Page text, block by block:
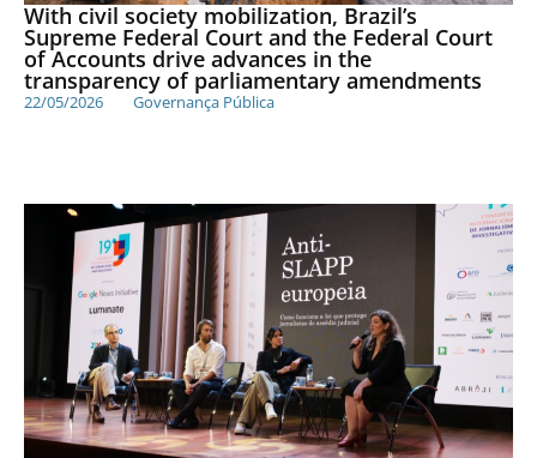
With civil society mobilization, Brazil’s
Supreme Federal Court and the Federal Court
of Accounts drive advances in the
transparency of parliamentary amendments
22/05/2026 Governança Pública